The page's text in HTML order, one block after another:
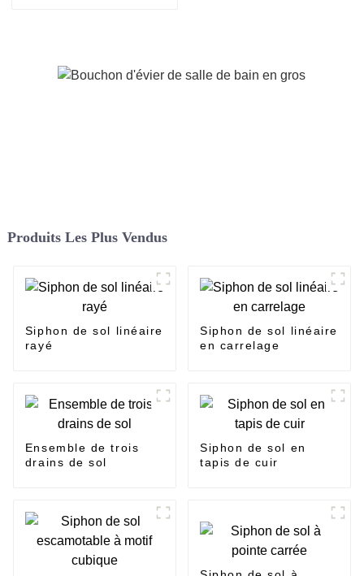
Produits Les Plus Vendus
Siphon de sol linéaire
rayé
Siphon de sol linéaire
en carrelage
Ensemble de trois
drains de sol
Siphon de sol en
tapis de cuir